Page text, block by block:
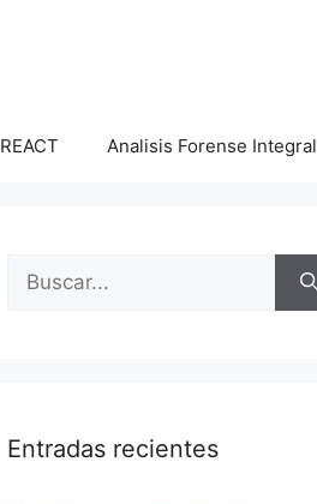
REACT Analisis Forense Integral
Buscar:
Entradas recientes